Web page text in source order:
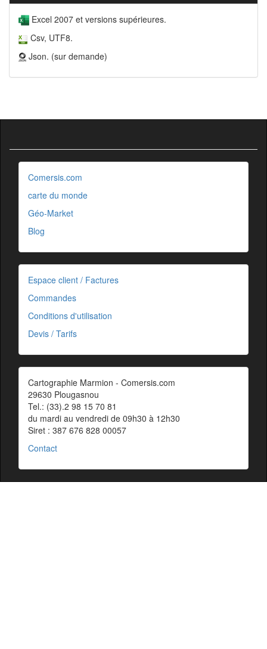
Excel 2007 et versions supérieures.
Csv, UTF8.
Json. (sur demande)
Comersis.com
carte du monde
Géo-Market
Blog
Espace client / Factures
Commandes
Conditions d'utilisation
Devis / Tarifs
Cartographie Marmion - Comersis.com
29630 Plougasnou
Tel.: (33).2 98 15 70 81
du mardi au vendredi de 09h30 à 12h30
Siret : 387 676 828 00057
Contact